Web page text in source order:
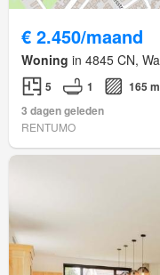
€ 2.450/maand
Woning in 4845 CN,
5 1
165
3 dagen geleden
RENTUMO